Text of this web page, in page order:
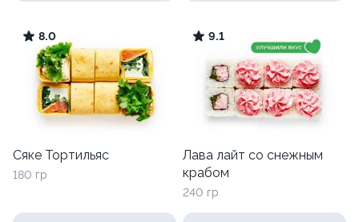
8.0
Сяке Тортильяс
180 гр
9.1
Лава лайт со снежным
крабом
240 гр